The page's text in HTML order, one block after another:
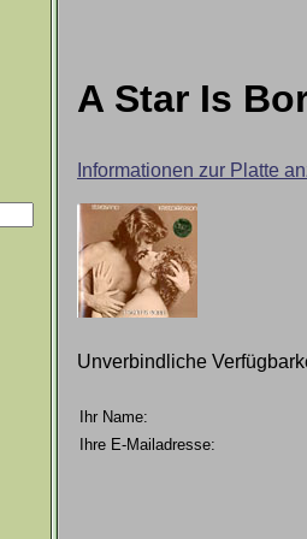
A Star Is
Informationen zur Platte
Unverbindliche
Ihr Name:
Ihre E-Mailadresse: